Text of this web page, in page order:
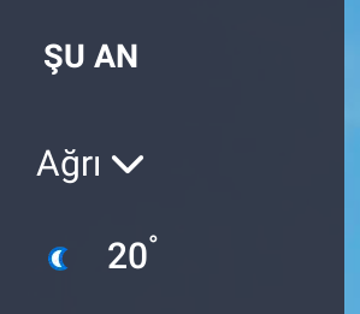
ŞU AN
Ağrı
20°